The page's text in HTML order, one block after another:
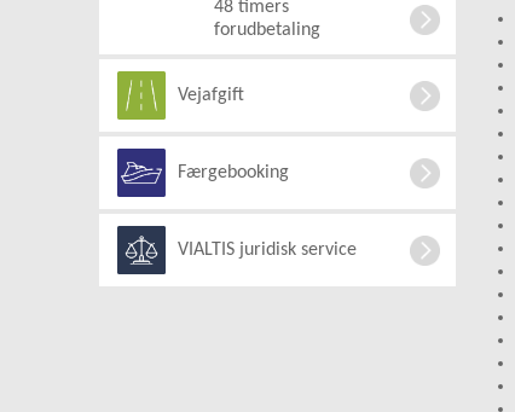
48 timers
forudbetaling
Vejafgift
Færgebooking
VIALTIS juridisk service